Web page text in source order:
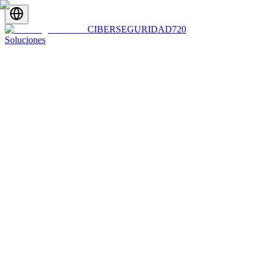
CIBERSEGURIDAD720
Soluciones